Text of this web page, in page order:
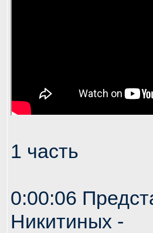
1 часть
0:00:06
Никитиных -